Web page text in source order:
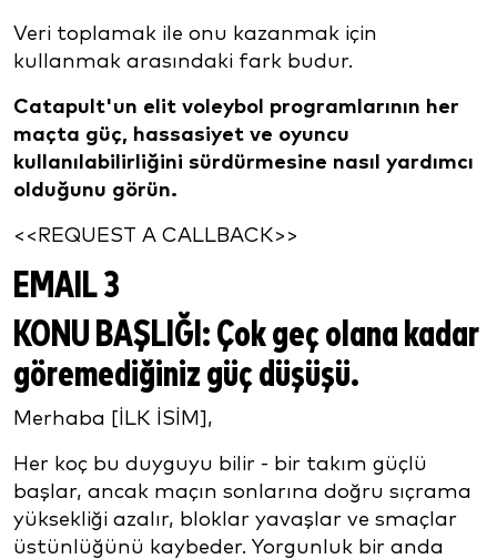
Veri toplamak ile onu kazanmak için
kullanmak arasındaki fark budur.
Catapult'un elit voleybol programlarının her
maçta güç, hassasiyet ve oyuncu
kullanılabilirliğini sürdürmesine nasıl yardımcı
olduğunu görün.
<<REQUEST A CALLBACK>>
EMAIL 3
KONU BAŞLIĞI: Çok geç olana kadar
göremediğiniz güç düşüşü.
Merhaba [İLK İSİM],
Her koç bu duyguyu bilir - bir takım güçlü
başlar, ancak maçın sonlarına doğru sıçrama
yüksekliği azalır, bloklar yavaşlar ve smaçlar
üstünlüğünü kaybeder. Yorgunluk bir anda